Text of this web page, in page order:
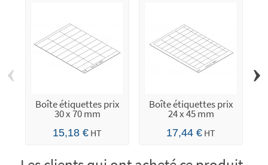
Boîte étiquettes prix
30 x 70 mm
15,18 € HT
Boîte étiquettes prix
24 x 45 mm
17,44 € HT
‹ ›